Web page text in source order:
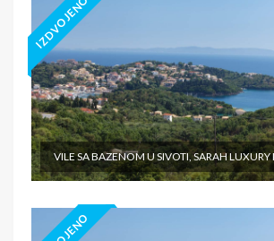
IZDVOJENO
VILE SA BAZENOM U SIVOTI, SARAH